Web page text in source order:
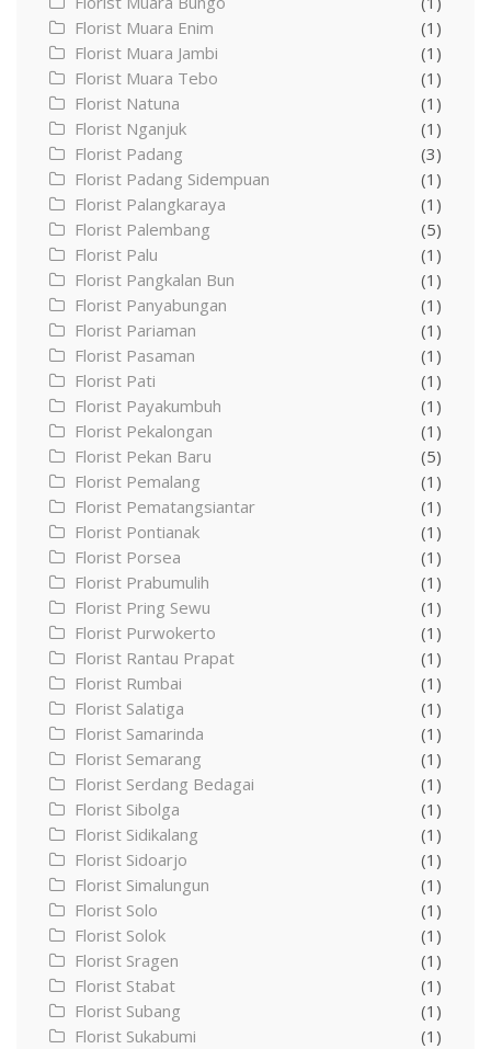
Florist Muara Enim
(1)
Florist Muara Jambi
(1)
Florist Muara Tebo
(1)
Florist Natuna
(1)
Florist Nganjuk
(1)
Florist Padang
(3)
Florist Padang Sidempuan
(1)
Florist Palangkaraya
(1)
Florist Palembang
(5)
Florist Palu
(1)
Florist Pangkalan Bun
(1)
Florist Panyabungan
(1)
Florist Pariaman
(1)
Florist Pasaman
(1)
Florist Pati
(1)
Florist Payakumbuh
(1)
Florist Pekalongan
(1)
Florist Pekan Baru
(5)
Florist Pemalang
(1)
Florist Pematangsiantar
(1)
Florist Pontianak
(1)
Florist Porsea
(1)
Florist Prabumulih
(1)
Florist Pring Sewu
(1)
Florist Purwokerto
(1)
Florist Rantau Prapat
(1)
Florist Rumbai
(1)
Florist Salatiga
(1)
Florist Samarinda
(1)
Florist Semarang
(1)
Florist Serdang Bedagai
(1)
Florist Sibolga
(1)
Florist Sidikalang
(1)
Florist Sidoarjo
(1)
Florist Simalungun
(1)
Florist Solo
(1)
Florist Solok
(1)
Florist Sragen
(1)
Florist Stabat
(1)
Florist Subang
(1)
Florist Sukabumi
(1)